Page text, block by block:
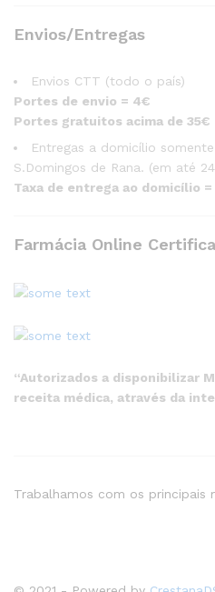
Envios/Entregas
Envios CTT (todo o país)
Portes de envio = 4€
Portes gratuitos acima de 35€
Entregas a domicílio
S.Domingos de Rana. (em até
Taxa de entrega ao domicílio =
Farmácia Online
“Autorizados a disponibilizar
receita médica, através da
Trabalhamos com os principais